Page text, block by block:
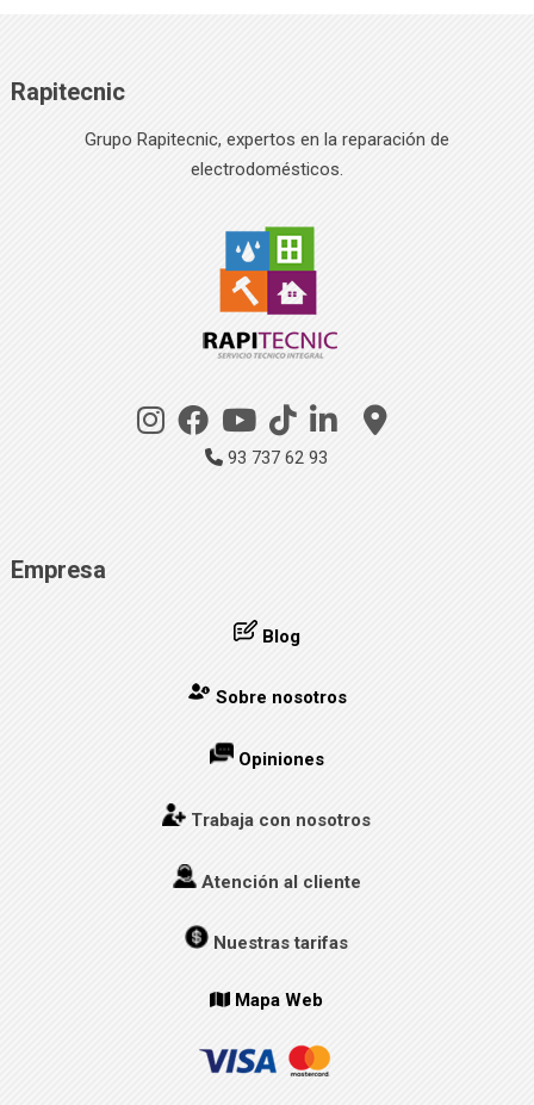
Rapitecnic
Grupo Rapitecnic, expertos en la reparación de
electrodomésticos.
93 737 62 93
Empresa
Blog
Sobre nosotros
Opiniones
Trabaja con nosotros
Atención al cliente
Nuestras tarifas
Mapa Web